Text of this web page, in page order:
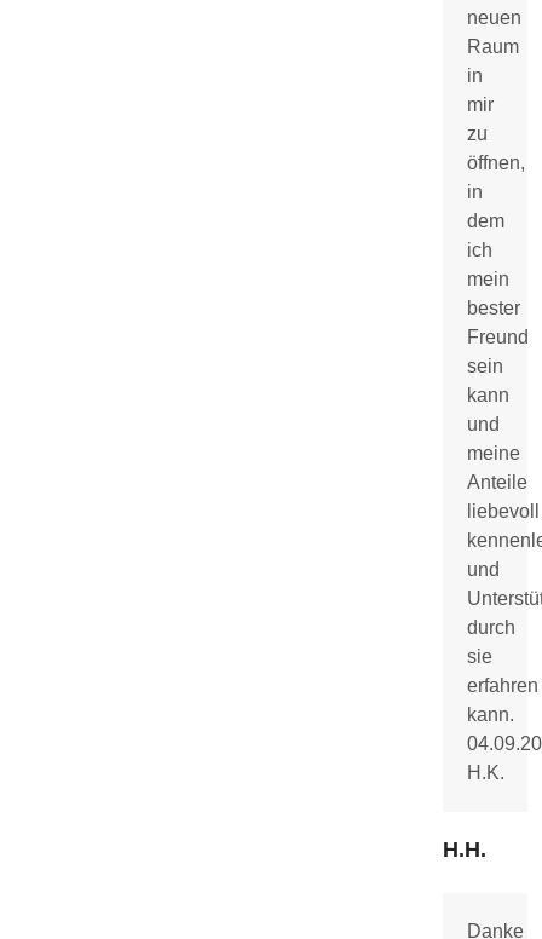
neuen
Raum
in
mir
zu
öffnen,
in
dem
ich
mein
bester
Freund
sein
kann
und
meine
Anteile
liebevoll
und
durch
sie
erfahren
kann.
H.K.
H.H.
Danke